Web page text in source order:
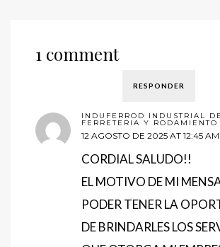
1 comment
RESPONDER
INDUFERROD INDUSTRIAL DE
FERRETERIA Y RODAMIENTO
12 AGOSTO DE 2025 AT 12:45 AM
CORDIAL SALUDO!!
EL MOTIVO DE MI
PODER TENER LA
DE BRINDARLES LOS